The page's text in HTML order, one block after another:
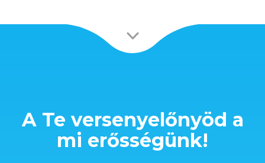
A Te versenyelőnyöd a
mi erősségünk!